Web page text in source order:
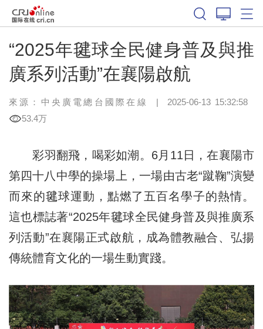
“2025年毽球全民健身普及與推
廣系列活動”在襄陽啟航
來源：中央廣電總台國際在線 | 2025-06-13 15:32:58
53.4万
彩羽翻飛，喝彩如潮。6月11日，在襄陽市
第四十八中學的操場上，一場由古老“蹴鞠”演變
而來的毽球運動，點燃了五百名學子的熱情。
這也標誌著“2025年毽球全民健身普及與推廣系
列活動”在襄陽正式啟航，成為體教融合、弘揚
傳統體育文化的一場生動實踐。